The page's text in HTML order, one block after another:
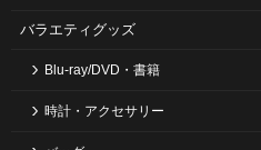
バラエティグッズ
Blu-ray/DVD・書籍
時計・アクセサリー